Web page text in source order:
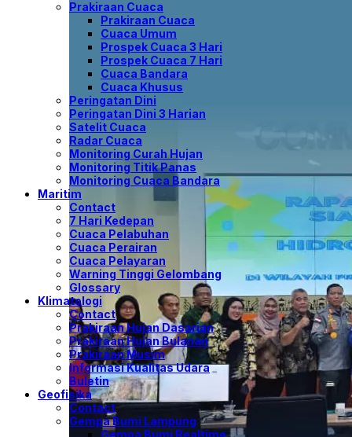
Prakiraan Cuaca
Prakiraan Cuaca
Cuaca Umum
Prospek Cuaca 3 Hari
Prospek Cuaca 7 Hari
Cuaca Bandara
Cuaca Khusus
Peringatan Dini
Peringatan Dini 3 Harian
Satelit Cuaca
Radar Cuaca
Monitoring Curah Hujan
Monitoring Titik Panas
Monitoring Cuaca Bandara
Maritim
Contact
7 Hari Kedepan
Cuaca Pelabuhan
Cuaca Perairan
Cuaca Pelayaran
Warning Tinggi Gelombang
Glossary
Klimatologi
Contact
Prakiraan Hujan Dasarian
Prakiraan Hujan Bulanan
Prakiraan Musim
Informasi Kualitas Udara
Buletin
Geofisika
Contact
Gempa Bumi Lampung
Gempa Bumi Realtime